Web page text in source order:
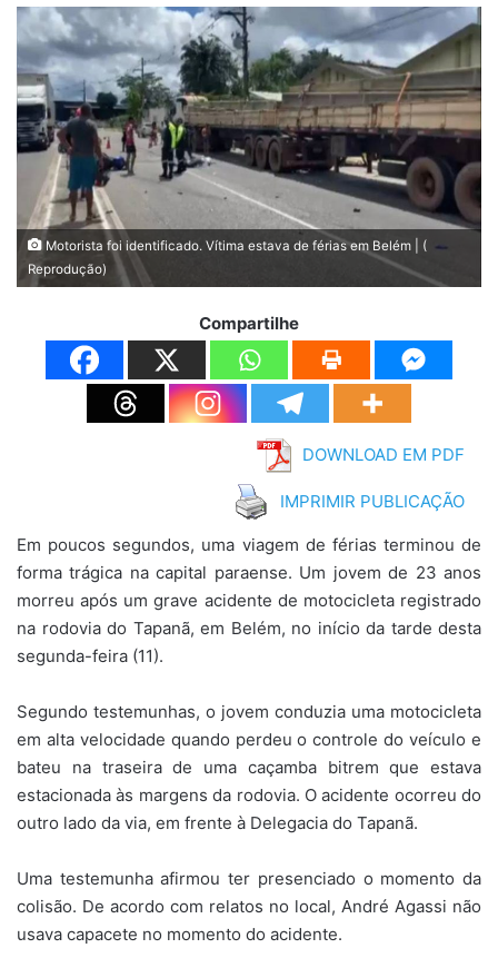
Motorista foi identificado. Vítima estava de férias em Belém | (
Reprodução)
Compartilhe
DOWNLOAD EM PDF
IMPRIMIR PUBLICAÇÃO
Em poucos segundos, uma viagem de férias terminou de
forma trágica na capital paraense. Um jovem de 23 anos
morreu após um grave acidente de motocicleta registrado
na rodovia do Tapanã, em Belém, no início da tarde desta
segunda-feira (11).
Segundo testemunhas, o jovem conduzia uma motocicleta
em alta velocidade quando perdeu o controle do veículo e
bateu na traseira de uma caçamba bitrem que estava
estacionada às margens da rodovia. O acidente ocorreu do
outro lado da via, em frente à Delegacia do Tapanã.
Uma testemunha afirmou ter presenciado o momento da
colisão. De acordo com relatos no local, André Agassi não
usava capacete no momento do acidente.